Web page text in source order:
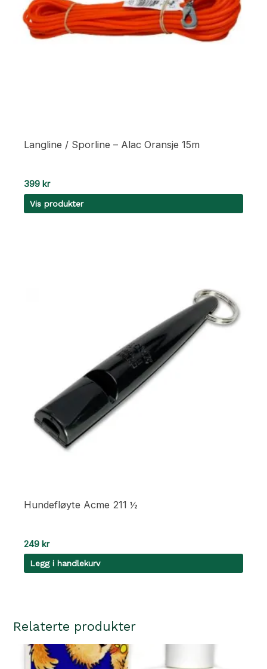
Langline / Sporline – Alac Oransje 15m
399 kr
Vis produkter
Hundefløyte Acme 211 ½
249 kr
Legg i handlekurv
Relaterte produkter